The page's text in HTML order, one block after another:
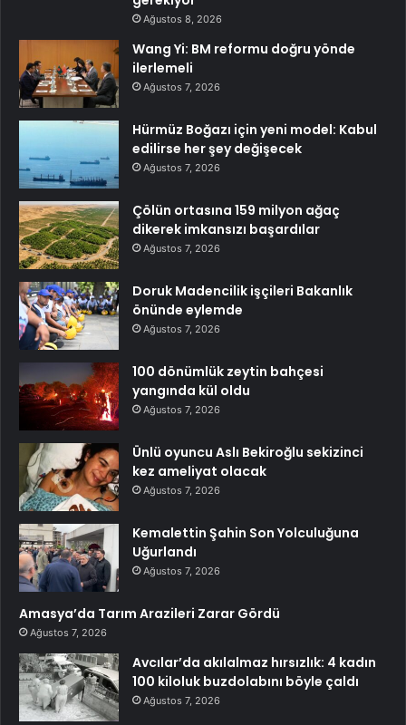
Ağustos 8, 2026
Wang Yi: BM reformu doğru yönde
ilerlemeli
Ağustos 7, 2026
Hürmüz Boğazı için yeni model: Kabul
edilirse her şey değişecek
Ağustos 7, 2026
Çölün ortasına 159 milyon ağaç
dikerek imkansızı başardılar
Ağustos 7, 2026
Doruk Madencilik işçileri Bakanlık
önünde eylemde
Ağustos 7, 2026
100 dönümlük zeytin bahçesi
yangında kül oldu
Ağustos 7, 2026
Ünlü oyuncu Aslı Bekiroğlu sekizinci
kez ameliyat olacak
Ağustos 7, 2026
Kemalettin Şahin Son Yolculuğuna
Uğurlandı
Ağustos 7, 2026
Amasya’da Tarım Arazileri Zarar Gördü
Ağustos 7, 2026
Avcılar’da akılalmaz hırsızlık: 4 kadın
100 kiloluk buzdolabını böyle çaldı
Ağustos 7, 2026